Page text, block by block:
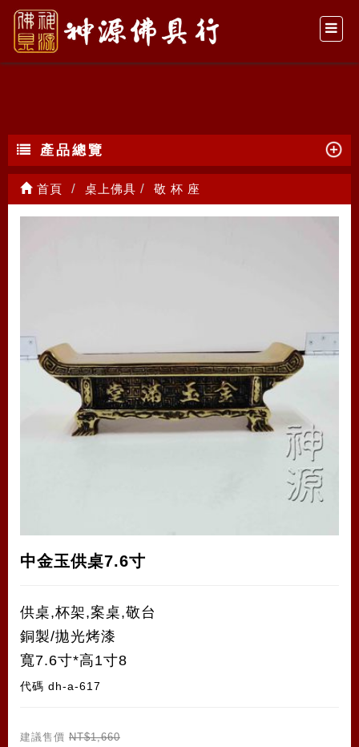
敬 杯 座
產品總覽
首頁 桌上佛具 敬 杯 座
中金玉供桌7.6寸
供桌,杯架,案桌,敬台
銅製/拋光烤漆
寬7.6寸*高1寸8
代碼 dh-a-617
建議售價 NT$1,660